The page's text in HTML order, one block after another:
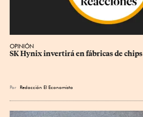
OPINIÓN
SK Hynix invertirá en fábricas de chips
Por Redacción El Economista